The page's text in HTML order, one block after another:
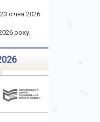
січня 2026
року.